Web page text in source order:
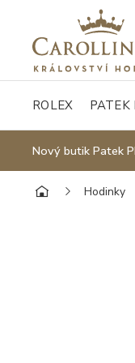
ROLEX PATEK
Nový butik Patek
Hodinky